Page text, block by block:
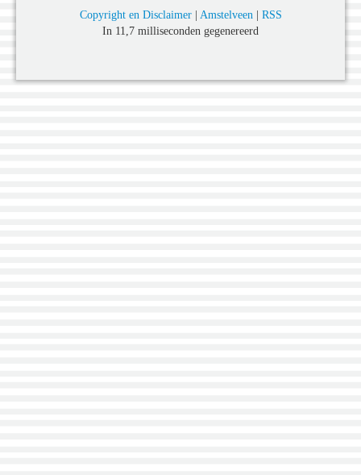
Copyright en Disclaimer| Amstelveen| RSS
In 11,7 milliseconden gegenereerd